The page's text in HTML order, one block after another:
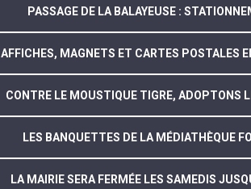
PASSAGE DE LA BALAYEUSE :
AFFICHES, MAGNETS ET CARTES POSTALES
CONTRE LE MOUSTIQUE TIGRE, ADOPTONS
LES BANQUETTES DE LA MÉDIATHÈQUE
LA MAIRIE SERA FERMÉE LES SAMEDIS